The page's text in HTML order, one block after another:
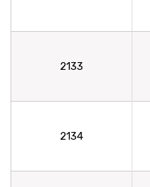
2133
2134